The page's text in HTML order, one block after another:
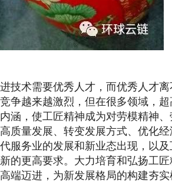
术需要优秀人才，而优秀人才离
争越来越激烈，但在很多领域，超
涵，使工匠精神成为对劳模精神、
质量发展、转变发展方式、优化经
服务业的发展和新业态出现，以及
的更高要求。大力培育和弘扬工匠
端迈进，为新发展格局的构建夯实